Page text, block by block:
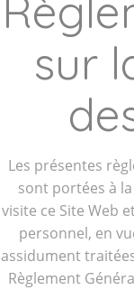
sur
Les présentes
sont portées à
visite ce Site Web
personnel, en
assidument
Règlement